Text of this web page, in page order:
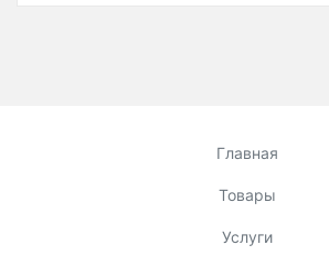
Главная
Товары
Услуги